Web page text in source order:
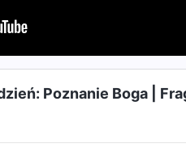
Poznanie Boga |